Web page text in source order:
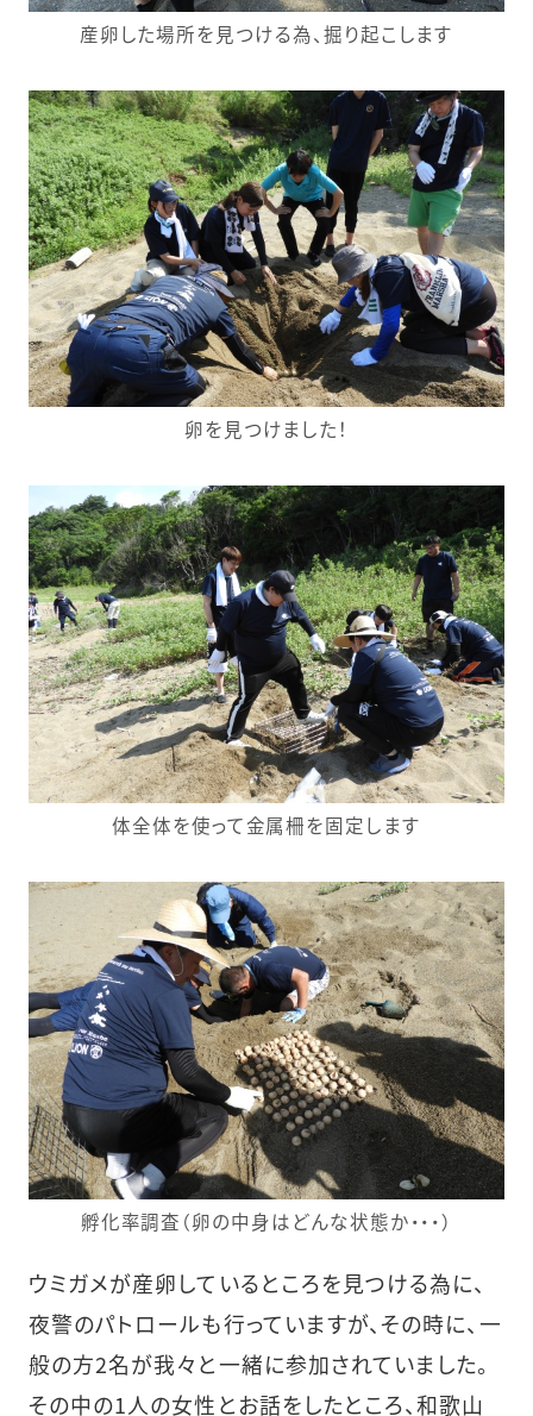
産卵した場所を見つける為、掘り起こします
卵を見つけました！
体全体を使って金属柵を固定します
孵化率調査（卵の中身はどんな状態か・・・）
ウミガメが産卵しているところを見つける為に、
夜警のパトロールも行っていますが、その時に、一
般の方2名が我々と一緒に参加されていました。
その中の1人の女性とお話をしたところ、和歌山